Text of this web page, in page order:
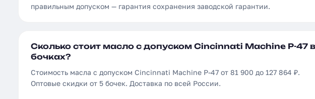
правильным допуском — гарантия сохранения заводской гарантии.
Сколько стоит масло с допуском Cincinnati Machine P-47 в
бочках?
Стоимость масла с допуском Cincinnati Machine P-47 от 81 900 до 127 864 ₽.
Оптовые скидки от 5 бочек. Доставка по всей России.